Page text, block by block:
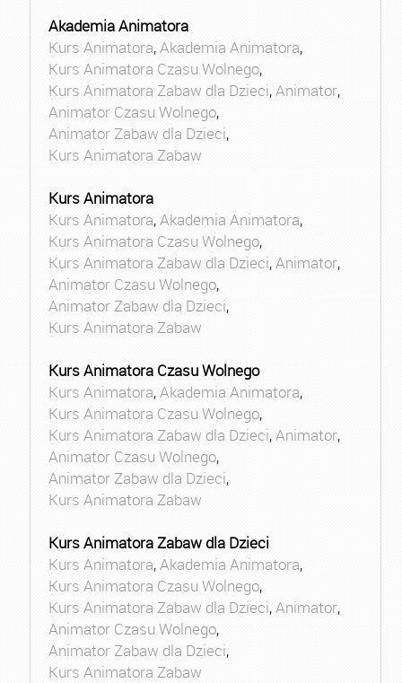
Akademia Animatora
Kurs Animatora,Akademia Animatora,
Kurs Animatora Czasu Wolnego,
Kurs Animatora Zabaw dla Dzieci,Animator,
Animator Czasu Wolnego,
Animator Zabaw dla Dzieci,
Kurs Animatora Zabaw
Kurs Animatora
Kurs Animatora,Akademia Animatora,
Kurs Animatora Czasu Wolnego,
Kurs Animatora Zabaw dla Dzieci,Animator,
Animator Czasu Wolnego,
Animator Zabaw dla Dzieci,
Kurs Animatora Zabaw
Kurs Animatora Czasu Wolnego
Kurs Animatora,Akademia Animatora,
Kurs Animatora Czasu Wolnego,
Kurs Animatora Zabaw dla Dzieci,Animator,
Animator Czasu Wolnego,
Animator Zabaw dla Dzieci,
Kurs Animatora Zabaw
Kurs Animatora Zabaw dla Dzieci
Kurs Animatora,Akademia Animatora,
Kurs Animatora Czasu Wolnego,
Kurs Animatora Zabaw dla Dzieci,Animator,
Animator Czasu Wolnego,
Animator Zabaw dla Dzieci,
Kurs Animatora Zabaw